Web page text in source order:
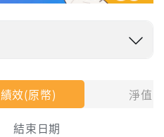
績效(原幣)
淨值
結束日期